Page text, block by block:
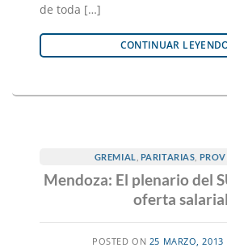
de toda […]
CONTINUAR
GREMIAL PARITARIAS
Mendoza: El plenario del
oferta salarial
POSTED ON 25 MARZO, 2013